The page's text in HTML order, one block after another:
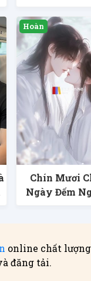
Chín Mươi
Ngày Đếm
online chất
đăng tải.